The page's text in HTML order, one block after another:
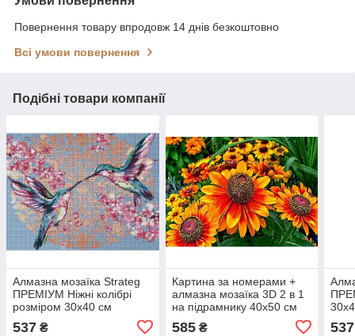
Повернення товару впродовж 14 днів безкоштовно
Всі умови повернення
Подібні товари компанії
Алмазна мозаїка Strateg
ПРЕМІУМ Ніжні колібрі
розміром 30х40 см
537 ₴
Картина за номерами +
алмазна мозаїка 3D 2 в 1
на підрамнику 40х50 см
585₴ 537